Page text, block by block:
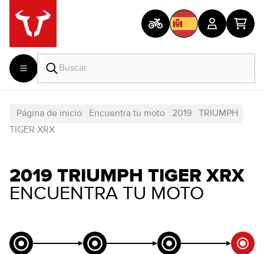
Página de inicio Encuentra tu moto 2019
TRIUMPH
TIGER XRX
2019 TRIUMPH TIGER XRX
ENCUENTRA TU MOTO